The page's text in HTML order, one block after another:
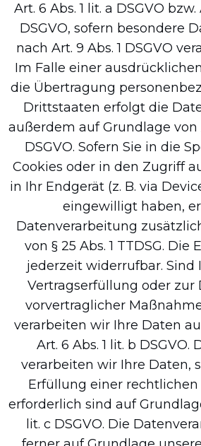
Art. 6 Abs. 1 lit. a DSGVO
DSGVO, sofern besondere
nach Art. 9 Abs. 1 DSGVO
Im Falle einer
die Übertragung
Drittstaaten erfolgt die
außerdem auf Grundlage von
DSGVO. Sofern Sie in die
Cookies oder in den Zugriff
in Ihr Endgerät (z. B. via
eingewilligt haben,
Datenverarbeitung
von § 25 Abs. 1 TTDSG.
jederzeit widerrufbar. Sind
Vertragserfüllung oder zur
vorvertraglicher
verarbeiten wir Ihre Daten
Art. 6 Abs. 1 lit. b DSGVO.
verarbeiten wir Ihre Daten,
Erfüllung einer
erforderlich sind auf
lit. c DSGVO. Die